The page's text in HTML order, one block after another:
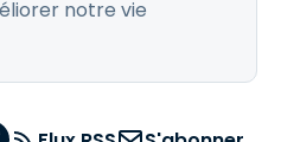
notre vie